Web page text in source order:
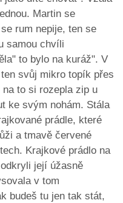
Martin se
rum nepije, ten se
samou chvíli
to bylo na kuráž". V
svůj mikro topík přes
na to si rozepla zip u
ke svým nohám. Stála
prádle, které
a tmavě červené
Krajkové prádlo na
její úžasně
v tom
budeš tu jen tak stát,